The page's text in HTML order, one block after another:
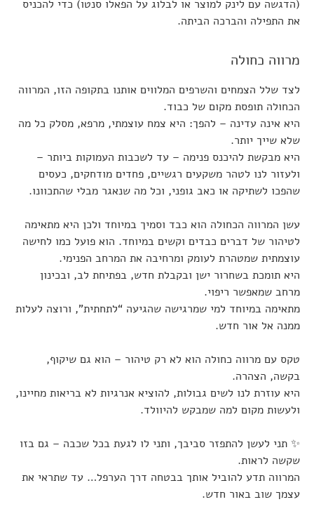
(הדגשה עם לינק למוצר או לבלוג על הפאלו סנטו) כדי להכניס
את התפילה והברכה הביתה.
מרווה כחולה
לצד שלל הצמחים והשרפים המלווים אותנו בתקופה הזו, המרווה
הכחולה תופסת מקום של כבוד.
היא אינה עדינה – להפך: היא צמח עוצמתי, מרפא, מסלק כל מה
שלא שייך יותר.
היא מבקשת להיכנס פנימה – עד לשכבות העמוקות ביותר –
ולעזור לנו לטהר משקעים רגשיים, פחדים מודחקים, כעסים
שהפכו לשתיקה או כאב גופני, וכל מה שנאגר מבלי שהתכוונו.
עשן המרווה הכחולה הוא כבד וסמיך במיוחד ולכן היא מתאימה
לטיהור של דברים כבדים וקשים במיוחד. הוא פועל כמו לחישה
עוצמתית שמטהרת לעומק ומרחיבה את המרחב הפנימי.
היא תומכת בשחרור ישן ובקבלת חדש, בפתיחת לב, ובכינון
מרחב שמאפשר ריפוי.
מתאימה במיוחד למי שמרגישה שהגיעה “לתחתית”, ורוצה לעלות
ממנה אל אור חדש.
טקס עם מרווה כחולה הוא לא רק טיהור – הוא גם שיקוף,
בקשה, הצהרה.
היא עוזרת לנו לשים גבולות, להוציא אנרגיות לא בריאות מחיינו,
ולעשות מקום למה שמבקש להיוולד.
✨ תני לעשן להתפזר סביבך, ותני לו לגעת בכל שכבה – גם בזו
שקשה לראות.
המרווה תדע להוביל אותך בבטחה דרך הערפל… עד שתראי את
עצמך שוב באור חדש.